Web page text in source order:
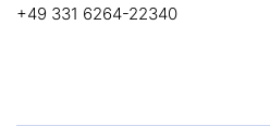
+49 331 6264-22340